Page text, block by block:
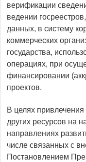
верификации
ведении
данных, в систему
коммерческих
государства,
операциях, при
финансировании
проектов.
В целях
других ресурсов на
направлениях
числе связанных с
Постановлением